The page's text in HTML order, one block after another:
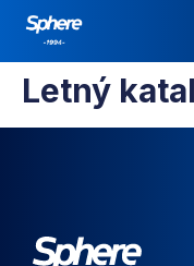
Letný